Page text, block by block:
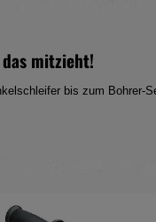
mitzieht!
bis zum Bohrer-